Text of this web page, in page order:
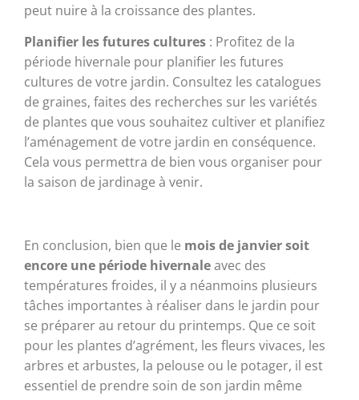
peut nuire à la croissance des plantes.
Planifier les futures cultures : Profitez de la
période hivernale pour planifier les futures
cultures de votre jardin. Consultez les catalogues
de graines, faites des recherches sur les variétés
de plantes que vous souhaitez cultiver et planifiez
l’aménagement de votre jardin en conséquence.
Cela vous permettra de bien vous organiser pour
la saison de jardinage à venir.
En conclusion, bien que le mois de janvier soit
encore une période hivernaleavec des
températures froides, il y a néanmoins plusieurs
tâches importantes à réaliser dans le jardin pour
se préparer au retour du printemps. Que ce soit
pour les plantes d’agrément, les fleurs vivaces, les
arbres et arbustes, la pelouse ou le potager, il est
essentiel de prendre soin de son jardin même